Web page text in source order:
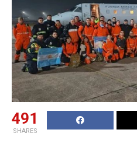
491
SHARES